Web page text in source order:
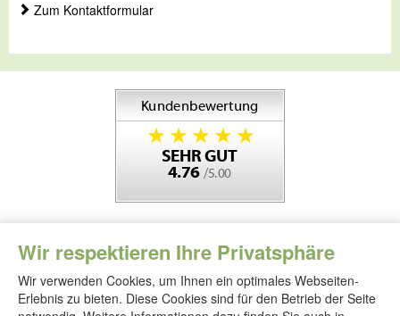
Wir respektieren Ihre Privatsphäre
Wir verwenden Cookies, um Ihnen ein optimales Webseiten-
Erlebnis zu bieten. Diese Cookies sind für den Betrieb der Seite
Zum Kontaktformular